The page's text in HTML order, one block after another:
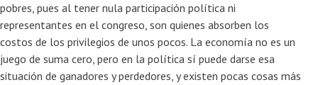
pobres, pues al tener nula participación política ni
representantes en el congreso, son quienes absorben los
costos de los privilegios de unos pocos. La economía no es un
juego de suma cero, pero en la política sí puede darse esa
situación de ganadores y perdedores, y existen pocas cosas más